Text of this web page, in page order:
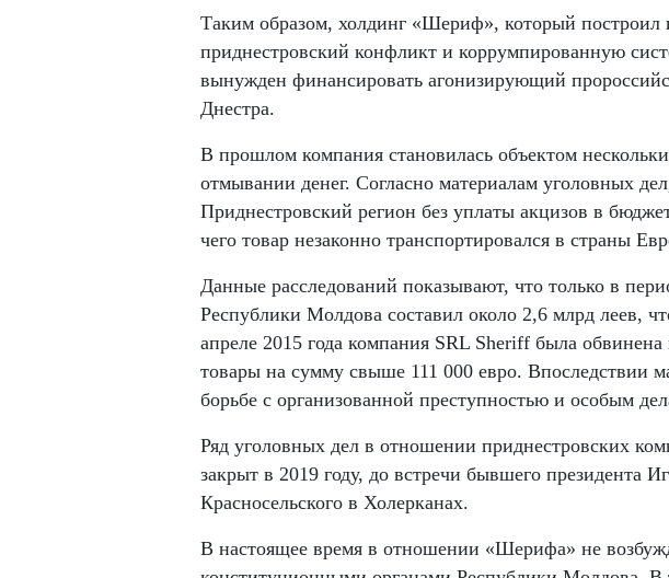
Таким образом, холдинг «Шериф», который
приднестровский конфликт и коррумпированную
вынужден финансировать агонизирующий
Днестра.
В прошлом компания становилась объектом
отмывании денег. Согласно материалам уголовных
Приднестровский регион без уплаты акцизов в
чего товар незаконно транспортировался в страны
Данные расследований показывают, что только в
Республики Молдова составил около 2,6 млрд леев,
апреле 2015 года компания SRL Sheriff была
товары на сумму свыше 111 000 евро. Впоследствии
борьбе с организованной преступностью и особым
Ряд уголовных дел в отношении приднестровских
закрыт в 2019 году, до встречи бывшего президента
Красносельского в Холерканах.
В настоящее время в отношении «Шерифа» не